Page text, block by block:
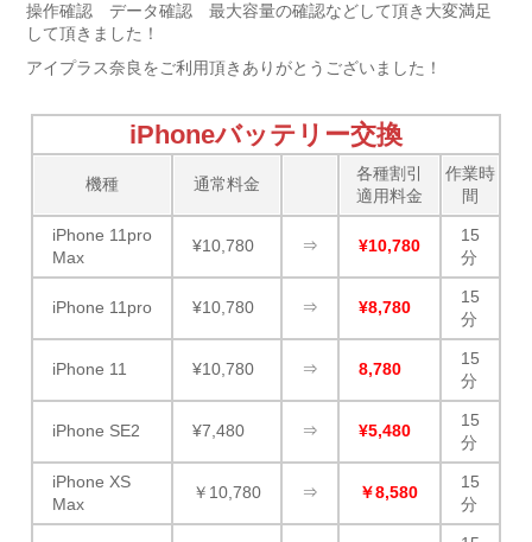
操作確認 データ確認 最大容量の確認などして頂き大変満足
して頂きました！
アイプラス奈良をご利用頂きありがとうございました！
iPhoneバッテリー交換
機種 通常料金
各種割引
適用料金
作業時
間
iPhone 11pro
Max
¥10,780 ⇒ ¥10,780
15
分
iPhone 11pro ¥10,780 ⇒ ¥8,780
15
分
iPhone 11 ¥10,780 ⇒ 8,780
15
分
iPhone SE2 ¥7,480 ⇒ ¥5,480
15
分
iPhone XS
Max
￥10,780 ⇒ ￥8,580
15
分